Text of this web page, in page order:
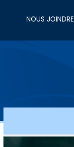
NOUS JOINDRE